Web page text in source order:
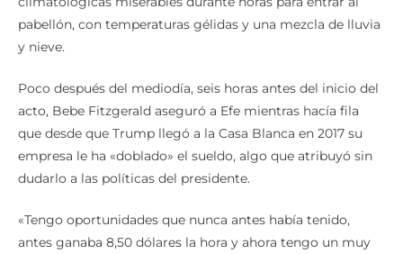
y nieve.
acto, Bebe Fitzgerald aseguró a Efe mientras hacía fila
que desde que Trump llegó a la Casa Blanca en 2017 su
empresa le ha «doblado» el sueldo, algo que atribuyó sin
dudarlo a las políticas del presidente.
antes ganaba 8,50 dólares la hora y ahora tengo un muy
buen sueldo, haciendo el mismo trabajo», dijo,